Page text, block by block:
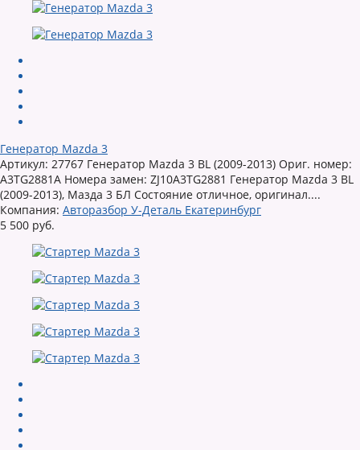
Генератор Mazda 3
Артикул: 27767 Генератор Mazda 3 BL (2009-2013) Ориг. номер:
A3TG2881A Номера замен: ZJ10A3TG2881 Генератор Mazda 3 BL
(2009-2013), Мазда 3 БЛ Состояние отличное, оригинал....
Компания: Авторазбор У-Деталь Екатеринбург
5 500 руб.